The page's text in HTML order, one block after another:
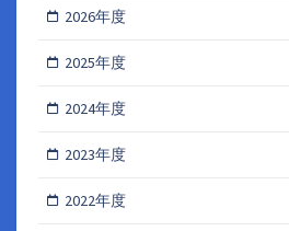
2026年度
2025年度
2024年度
2023年度
2022年度